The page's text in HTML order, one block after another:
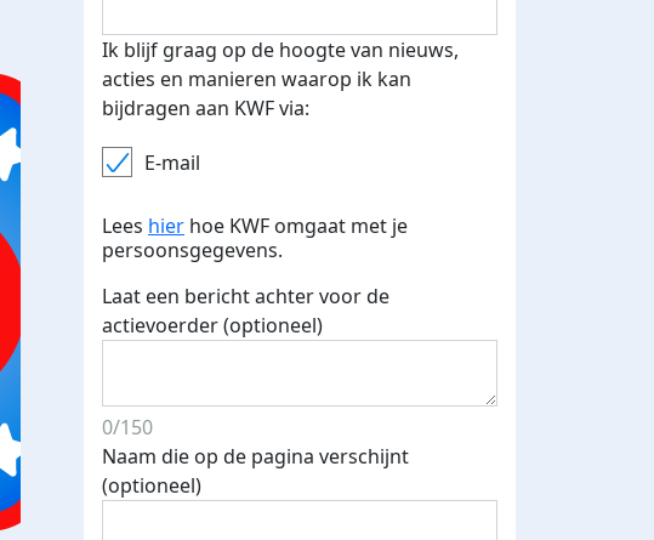
Ik blijf graag op de hoogte van nieuws,
acties en manieren waarop ik kan
bijdragen aan KWF via:
E-mail
Lees hier hoe KWF omgaat met je
persoonsgegevens.
Laat een bericht achter voor de
actievoerder (optioneel)
0/150
Naam die op de pagina verschijnt
(optioneel)